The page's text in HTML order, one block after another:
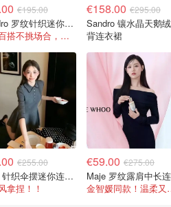
€195.00
Sandro 罗纹针织迷你连衣裙 黑色
黑色百搭不挑场合，迷你裙长度显腿长！
€158.00 €295.00
Sandro 镶水晶天鹅
背连衣裙
€255.00
Maje 针织伞摆迷你连衣裙
拿捏！！
€59.00 €275.00
金智媛